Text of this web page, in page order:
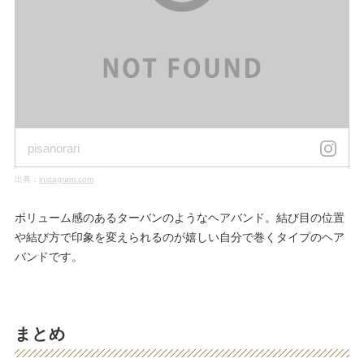
pisanorari
出典： instagram.com
ボリューム感のあるターバンのようなヘアバンド。結び目の位置
や結び方で印象を変えられるのが嬉しい自分で巻くタイプのヘア
バンドです。
まとめ